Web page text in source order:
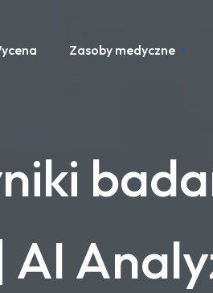
Zasoby medyczne
AI